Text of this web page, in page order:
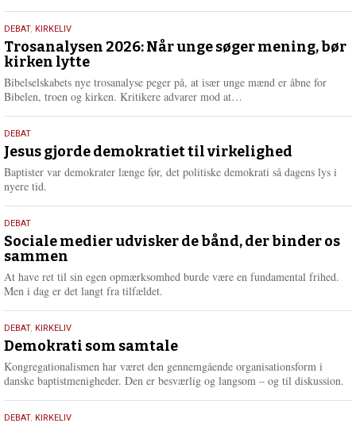
e
2.
juni
2026
DEBAT, KIRKELIV
Trosanalysen 2026: Når unge søger mening, bør
kirken lytte
Bibelselskabets nye trosanalyse peger på, at især unge mænd er åbne for
Bibelen, troen og kirken. Kritikere advarer mod at…
e
r
e
18.
maj
2026
DEBAT
Jesus gjorde demokratiet til virkelighed
Baptister var demokrater længe før, det politiske demokrati så dagens lys i
nyere tid.
18.
maj
2026
DEBAT
Sociale medier udvisker de bånd, der binder os
sammen
At have ret til sin egen opmærksomhed burde være en fundamental frihed.
Men i dag er det langt fra tilfældet.
18.
maj
2026
DEBAT, KIRKELIV
Demokrati som samtale
Kongregationalismen har været den gennemgående organisationsform i
danske baptistmenigheder. Den er besværlig og langsom – og til diskussion.
DEBAT, KIRKELIV